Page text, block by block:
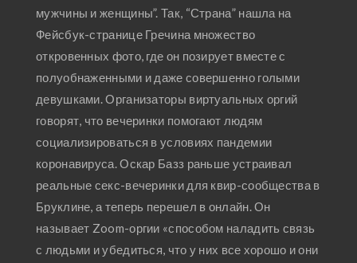
мужчины и женщины”. Так, “Страна” нашла на
Фейсбук-странице Гречина множество
откровенных фото, где он позирует вместе с
полуобнаженными и даже совершенно голыми
девушками. Организаторы виртуальных оргий
говорят, что вечеринки помогают людям
социализироваться в условиях пандемии
коронавируса. Оскар Базз раньше устраивал
реальные секс-вечеринки для квир-сообщества в
Бруклине, а теперь перешел в онлайн. Он
называет Zoom-оргии «способом наладить связь
с людьми и убедиться, что у них все хорошо и они